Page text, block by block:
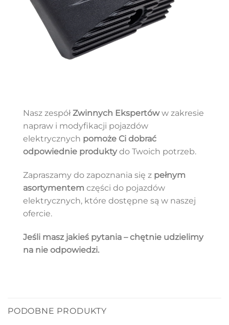
Nasz zespółZwinnych Ekspertóww zakresie
napraw i modyfikacji pojazdów
elektrycznych pomoże Ci dobrać
odpowiednie produktydo Twoich potrzeb.
Zapraszamy do zapoznania się z pełnym
asortymentem części do pojazdów
elektrycznych, które dostępne są w naszej
ofercie.
Jeśli masz jakieś pytania – chętnie udzielimy
na nie odpowiedzi.
PODOBNE PRODUKTY